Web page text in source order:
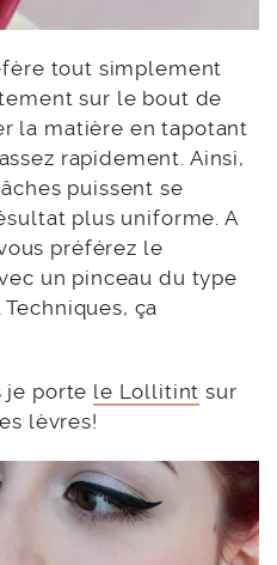
tout simplement
sur le bout de
la matière en tapotant
rapidement. Ainsi,
puissent se
plus uniforme. A
préférez le
un pinceau du type
ça
je porte le Lollitint sur
lèvres!